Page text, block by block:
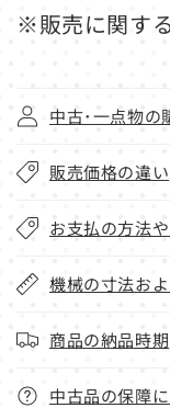
※販売に関す
中古･一点物の
販売価格の違い
お支払の方法
機械の寸法およ
商品の納品時期
中古品の保障